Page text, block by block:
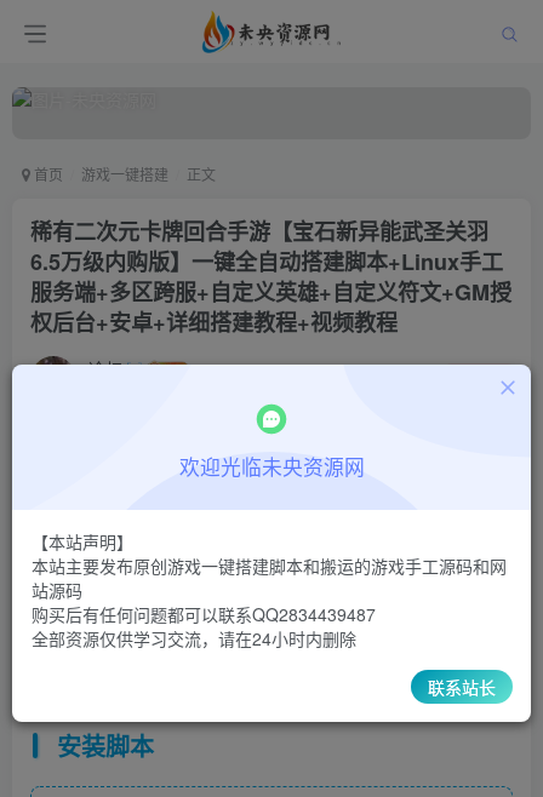
首页 游戏一键搭建 正文
稀有二次元卡牌回合手游【宝石新异能武圣关羽
6.5万级内购版】一键全自动搭建脚本+Linux手工
服务端+多区跨服+自定义英雄+自定义符文+GM授
权后台+安卓+详细搭建教程+视频教程
冷权 关注
9.9 限时特惠
超级会员 ￥5 至尊会员
登录购买
安装脚本
欢迎光临未央资源网
【本站声明】
本站主要发布原创游戏一键搭建脚本和搬运的游戏手工源码和网
站源码
购买后有任何问题都可以联系QQ2834439487
全部资源仅供学习交流，请在24小时内删除
联系站长